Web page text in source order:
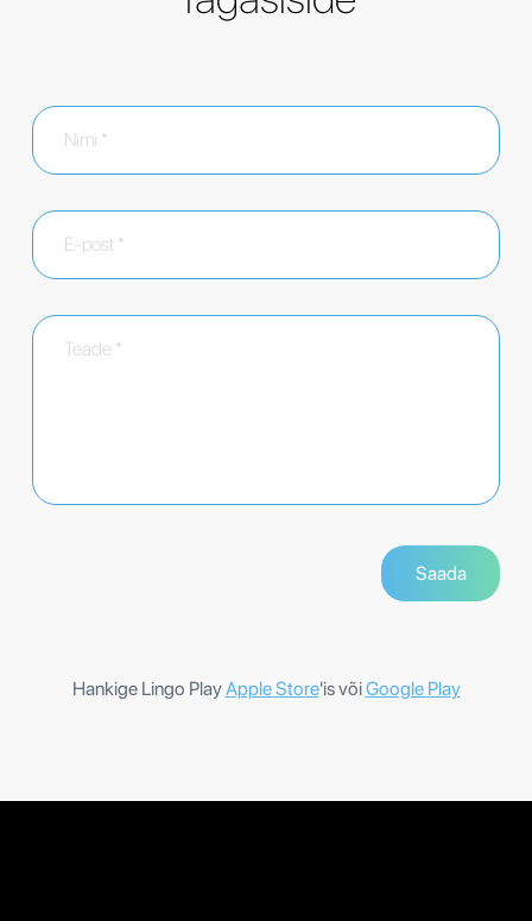
Hankige Lingo PlayApple Store'is võiGoogle Play